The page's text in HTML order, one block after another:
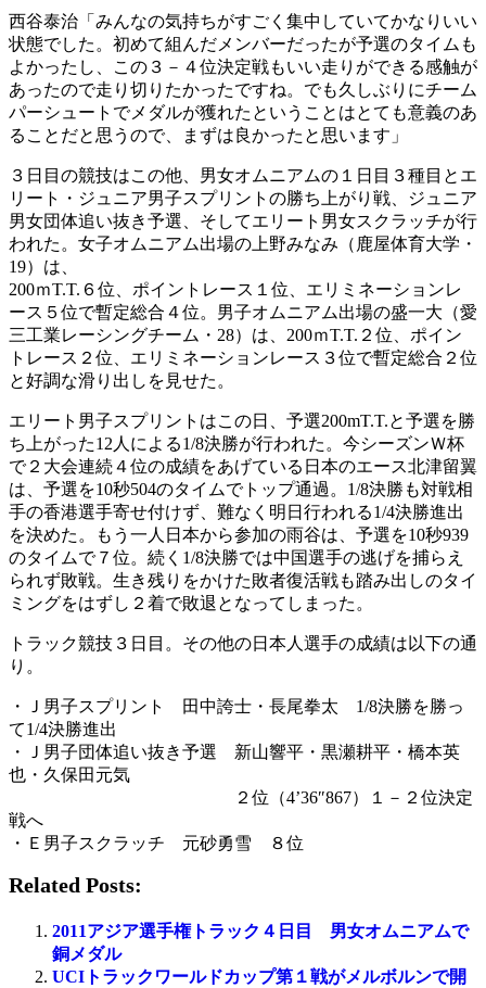
西谷泰治「みんなの気持ちがすごく集中していてかなりいい
状態でした。初めて組んだメンバーだったが予選のタイムも
よかったし、この３－４位決定戦もいい走りができる感触が
あったので走り切りたかったですね。でも久しぶりにチーム
パーシュートでメダルが獲れたということはとても意義のあ
ることだと思うので、まずは良かったと思います」
３日目の競技はこの他、男女オムニアムの１日目３種目とエ
リート・ジュニア男子スプリントの勝ち上がり戦、ジュニア
男女団体追い抜き予選、そしてエリート男女スクラッチが行
われた。女子オムニアム出場の上野みなみ（鹿屋体育大学・
19）は、
200ｍT.T.６位、ポイントレース１位、エリミネーションレ
ース５位で暫定総合４位。男子オムニアム出場の盛一大（愛
三工業レーシングチーム・28）は、200ｍT.T.２位、ポイン
トレース２位、エリミネーションレース３位で暫定総合２位
と好調な滑り出しを見せた。
エリート男子スプリントはこの日、予選200mT.T.と予選を勝
ち上がった12人による1/8決勝が行われた。今シーズンＷ杯
で２大会連続４位の成績をあげている日本のエース北津留翼
は、予選を10秒504のタイムでトップ通過。1/8決勝も対戦相
手の香港選手寄せ付けず、難なく明日行われる1/4決勝進出
を決めた。もう一人日本から参加の雨谷は、予選を10秒939
のタイムで７位。続く1/8決勝では中国選手の逃げを捕らえ
られず敗戦。生き残りをかけた敗者復活戦も踏み出しのタイ
ミングをはずし２着で敗退となってしまった。
トラック競技３日目。その他の日本人選手の成績は以下の通
り。
・Ｊ男子スプリント 田中誇士・長尾拳太 1/8決勝を勝っ
て1/4決勝進出
・Ｊ男子団体追い抜き予選 新山響平・黒瀬耕平・橋本英
也・久保田元気
２位（4’36″867）１－２位決定
戦へ
・Ｅ男子スクラッチ 元砂勇雪 ８位
Related Posts:
2011アジア選手権トラック４日目 男女オムニアムで
銅メダル
UCIトラックワールドカップ第１戦がメルボルンで開